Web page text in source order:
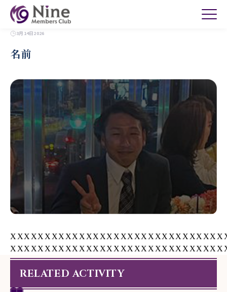
3月14日2026
名前
RELATED ACTIVITY